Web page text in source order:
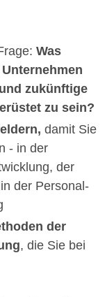
Was
zukünftige
zu sein?
damit Sie
- in der
der
der Personal-
der
, die Sie bei